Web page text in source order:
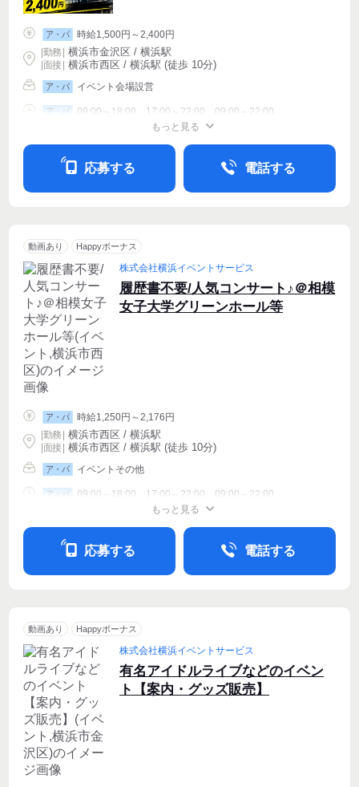
ア・パ
時給1,500円～2,400円
|勤務 横浜市金沢区 / 横浜駅
| 面接 | 横浜市西区 / 横浜駅 (徒歩 10分)
ア・パ イベント会場設営
ア・パ 09:00～18:00、17:00～22:00、09:00～22:00
もっと見る
応募する 電話する
動画あり Happyボーナス
株式会社横浜イベントサービス
履歴書不要/人気コンサート♪＠相模
女子大学グリーンホール等
ア・パ
時給1,250円～2,176円
|勤務 横浜市西区 / 横浜駅
| 面接 | 横浜市西区 / 横浜駅 (徒歩 10分)
ア・パ イベントその他
ア・パ 09:00～18:00、17:00～22:00、09:00～22:00
もっと見る
応募する 電話する
動画あり Happyボーナス
株式会社横浜イベントサービス
有名アイドルライブなどのイベン
ト【案内・グッズ販売】